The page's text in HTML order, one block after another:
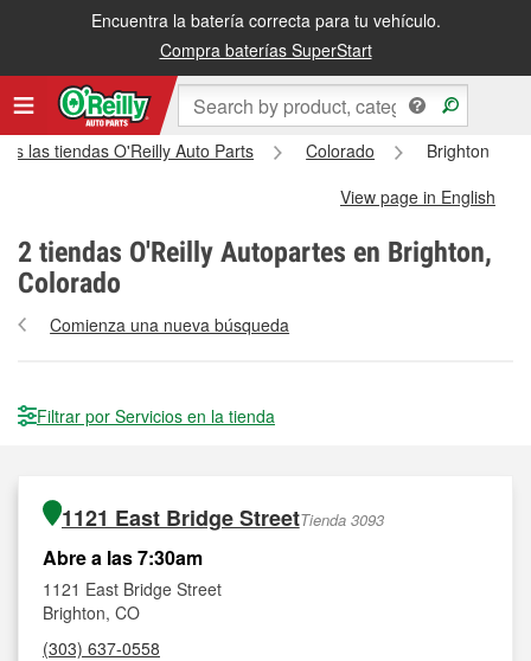
Encuentra la batería correcta para tu vehículo.
Compra baterías SuperStart
las tiendas O'Reilly Auto Parts Colorado
Brighton
View page in English
2 tiendas O'Reilly Autopartes en Brighton,
Colorado
Comienza una nueva búsqueda
Filtrar por Servicios en la tienda
1121 East Bridge StreetTienda 3093
Abre a las 7:30am
1121 East Bridge Street
Brighton, CO
(303) 637-0558